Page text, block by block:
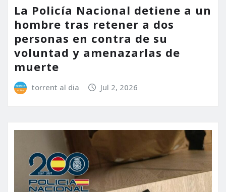
La Policía Nacional detiene a un
hombre tras retener a dos
personas en contra de su
voluntad y amenazarlas de
muerte
torrent al dia Jul 2, 2026